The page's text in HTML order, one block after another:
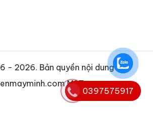
- 2026. Bản quyền nội dung
MST:
0397575917